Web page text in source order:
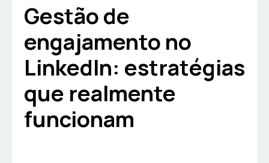
Gestão de
engajamento no
LinkedIn: estratégias
que realmente
funcionam